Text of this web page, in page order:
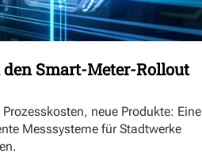
Smart-Meter-Rollout
neue Produkte: Eine
Messsysteme für Stadtwerke